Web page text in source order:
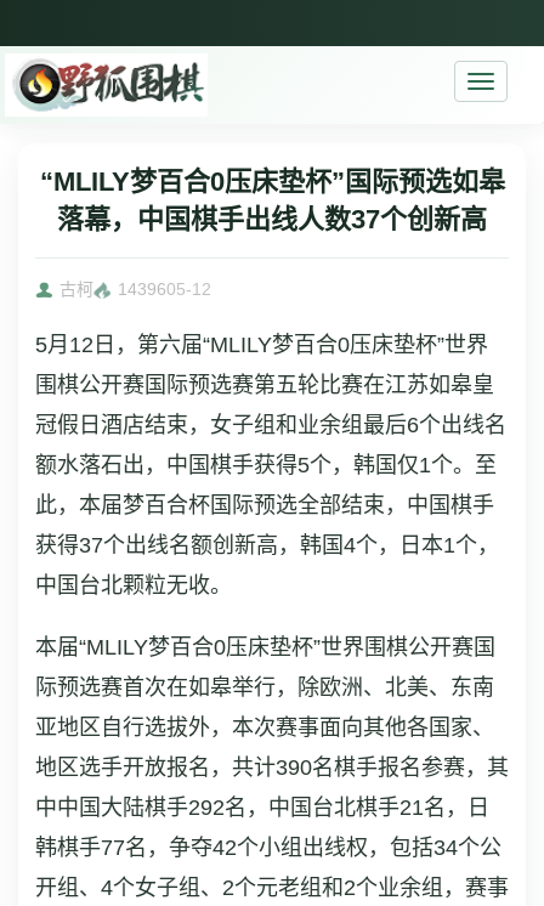
Toggle
“MLILY梦百合0压床垫杯”国际预选如皋
落幕，中国棋手出线人数37个创新高
古柯 1439605-12
5月12日，第六届“MLILY梦百合0压床垫杯”世界
围棋公开赛国际预选赛第五轮比赛在江苏如皋皇
冠假日酒店结束，女子组和业余组最后6个出线名
额水落石出，中国棋手获得5个，韩国仅1个。至
此，本届梦百合杯国际预选全部结束，中国棋手
获得37个出线名额创新高，韩国4个，日本1个，
中国台北颗粒无收。
本届“MLILY梦百合0压床垫杯”世界围棋公开赛国
际预选赛首次在如皋举行，除欧洲、北美、东南
亚地区自行选拔外，本次赛事面向其他各国家、
地区选手开放报名，共计390名棋手报名参赛，其
中中国大陆棋手292名，中国台北棋手21名，日
韩棋手77名，争夺42个小组出线权，包括34个公
开组、4个女子组、2个元老组和2个业余组，赛事